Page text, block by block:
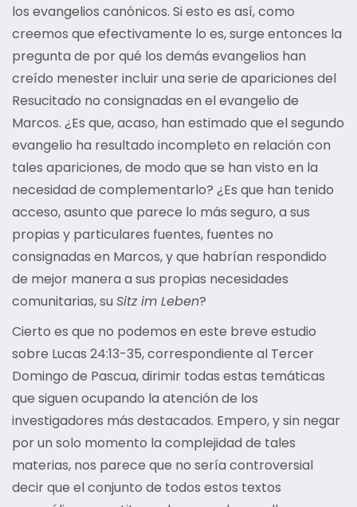
los evangelios canónicos. Si esto es así, como
creemos que efectivamente lo es, surge entonces la
pregunta de por qué los demás evangelios han
creído menester incluir una serie de apariciones del
Resucitado no consignadas en el evangelio de
Marcos. ¿Es que, acaso, han estimado que el segundo
evangelio ha resultado incompleto en relación con
tales apariciones, de modo que se han visto en la
necesidad de complementarlo? ¿Es que han tenido
acceso, asunto que parece lo más seguro, a sus
propias y particulares fuentes, fuentes no
consignadas en Marcos, y que habrían respondido
de mejor manera a sus propias necesidades
comunitarias, su Sitz im Leben?
Cierto es que no podemos en este breve estudio
sobre Lucas 24:13-35, correspondiente al Tercer
Domingo de Pascua, dirimir todas estas temáticas
que siguen ocupando la atención de los
investigadores más destacados. Empero, y sin negar
por un solo momento la complejidad de tales
materias, nos parece que no sería controversial
decir que el conjunto de todos estos textos